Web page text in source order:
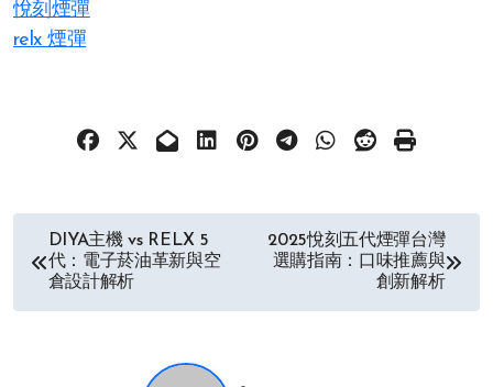
悅刻煙彈
relx 煙彈
DIYA主機 vs RELX 5
代：電子菸油革新與空
倉設計解析
2025悅刻五代煙彈台灣
選購指南：口味推薦與
創新解析